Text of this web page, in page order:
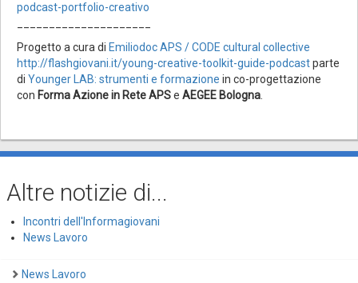
podcast-portfolio-creativo
Progetto a cura di Emiliodoc APS / CODE cultural collective
http://flashgiovani.it/young-creative-toolkit-guide-podcastparte
di Younger LAB: strumenti e formazione in co-progettazione
con Forma Azione in Rete APSe AEGEE Bologna.
Altre notizie di...
Incontri dell'Informagiovani
News Lavoro
News Lavoro